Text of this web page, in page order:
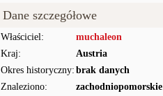
Dane szczegółowe
Właściciel:
muchaleon
Kraj:
Austria
Okres historyczny: brak danych
Znaleziono:
zachodniopomorskie